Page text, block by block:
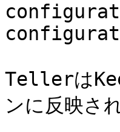
Tellerは
ンに反映さ